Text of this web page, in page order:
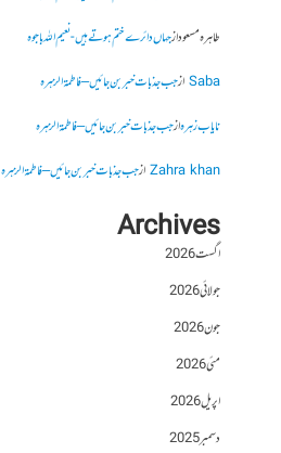
طاہرہ مسعودازجہاں دائرے ختم ہوتے ہیں- نعیم اللہ باجوہ
Sabaازجب جذبات خبر بن جائیں – فاطمۃالزہرہ
نایاب زہرہازجب جذبات خبر بن جائیں – فاطمۃالزہرہ
Zahra khanازجب جذبات خبر بن جائیں – فاطمۃالزہرہ
Archives
اگست 2026
جولائی 2026
جون 2026
مئی 2026
اپریل 2026
دسمبر 2025